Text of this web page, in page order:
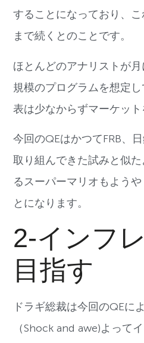
することになっており、
まで続くとのことです。
ほとんどのアナリストが
規模のプログラムを想定
表は少なからずマーケット
今回のQEはかつてFRB、
取り組んできた試みと似
るスーパーマリオもよう
とになります。
2-インフ
目指す
ドラギ総裁は今回のQEに
（Shock and awe)よって